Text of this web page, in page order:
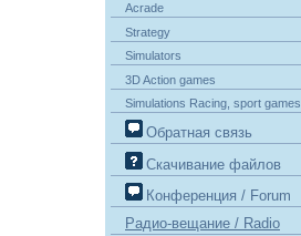
Acrade
Strategy
Simulators
3D Action games
Simulations Racing, sport games
Обратная связь
Скачивание файлов
Конференция / Forum
Радио-вещание / Radio